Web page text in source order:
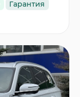
Гарантия